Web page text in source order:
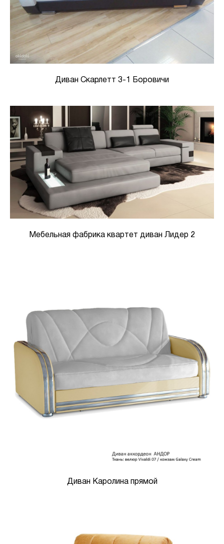
Диван Скарлетт 3-1 Боровичи
Мебельная фабрика квартет диван Лидер 2
Диван Каролина прямой